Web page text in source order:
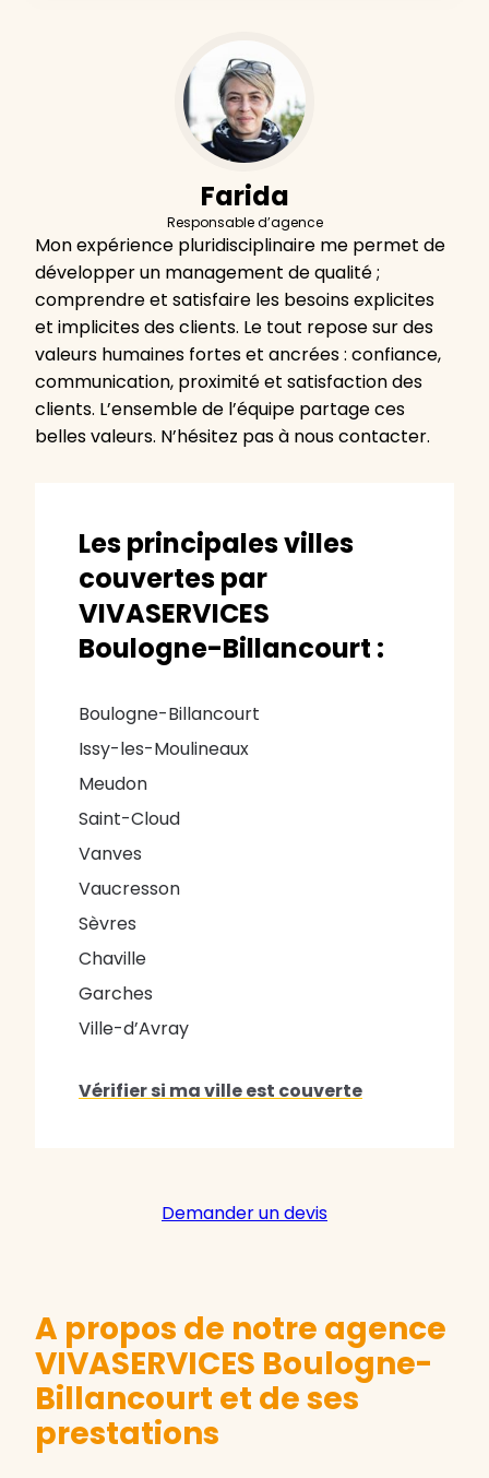
Farida
Responsable d’agence
Mon expérience pluridisciplinaire me permet de
développer un management de qualité ;
comprendre et satisfaire les besoins explicites
et implicites des clients. Le tout repose sur des
valeurs humaines fortes et ancrées : confiance,
communication, proximité et satisfaction des
clients. L’ensemble de l’équipe partage ces
belles valeurs. N’hésitez pas à nous contacter.
Les principales villes
couvertes par
VIVASERVICES
Boulogne-Billancourt :
Boulogne-Billancourt
Issy-les-Moulineaux
Meudon
Saint-Cloud
Vanves
Vaucresson
Sèvres
Chaville
Garches
Ville-d’Avray
Vérifier si ma ville est couverte
Demander un devis
A propos de notre agence
VIVASERVICES Boulogne-
Billancourt et de ses
prestations